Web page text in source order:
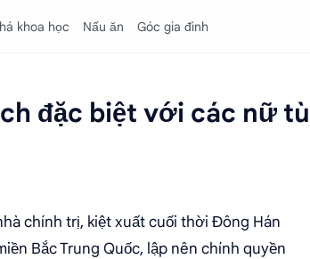
khoa học Nấu ăn Góc gia đình
đặc biệt với các nữ tù
chính trị, kiệt xuất cuối thời Đông Hán
Bắc Trung Quốc, lập nên chính quyền